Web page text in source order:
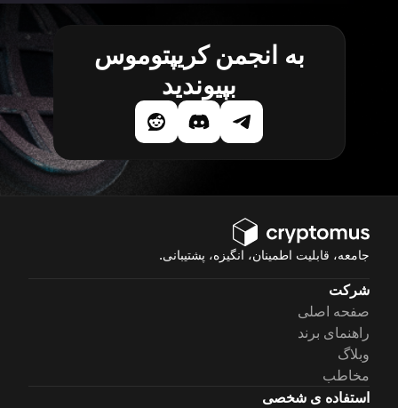
به انجمن کریپتوموس
بپیوندید
جامعه، قابلیت اطمینان، انگیزه، پشتیبانی.
شرکت
صفحه اصلی
راهنمای برند
وبلاگ
مخاطب
استفاده ی شخصی